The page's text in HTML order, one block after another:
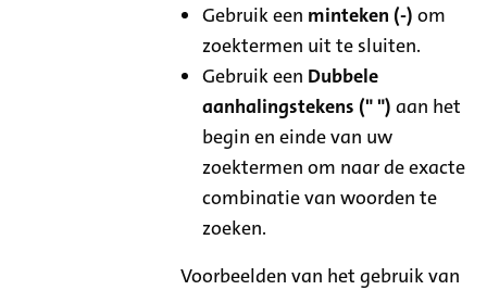
Gebruik een minteken (-) om
zoektermen uit te sluiten.
Gebruik een Dubbele
aanhalingstekens (" ") aan het
begin en einde van uw
zoektermen om naar de exacte
combinatie van woorden te
zoeken.
Voorbeelden van het gebruik van